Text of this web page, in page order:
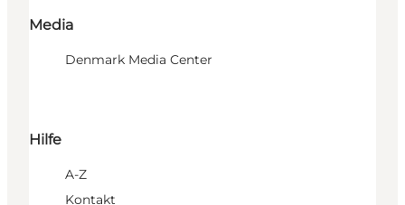
Media
Denmark Media Center
Hilfe
A-Z
Kontakt